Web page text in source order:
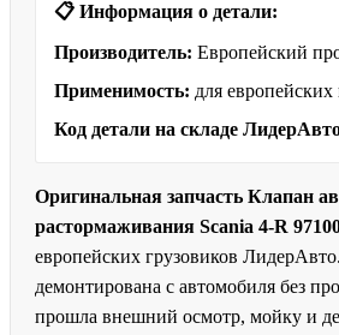
📋 Информация о детали:
Производитель: Европейский
Применимость: для европейских
Код детали на складе
Оригинальная запчасть Клапан
растормаживания Scania 4-R
европейских грузовиков
демонтирована с автомобиля без
прошла внешний осмотр, мойку и